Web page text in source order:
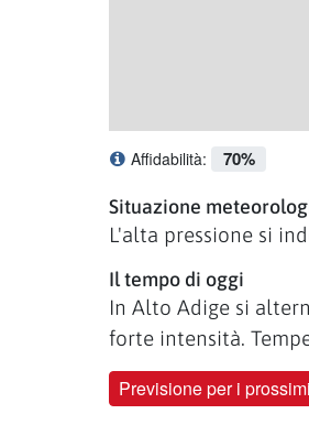
Affidabilità: 70%
Situazione
L'alta pressione si
Il tempo di oggi
In Alto Adige si
forte intensità.
Previsione per i